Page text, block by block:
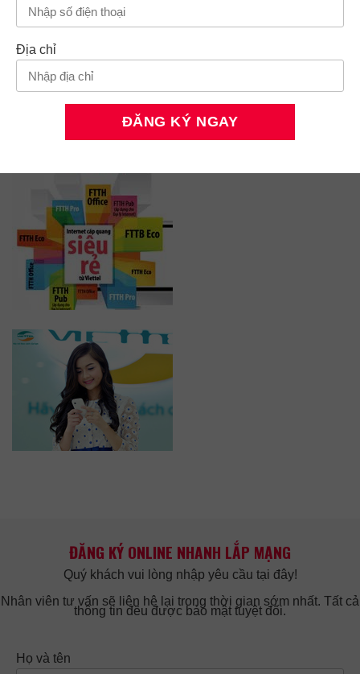
ĐĂNG KÝ ONLINE NHANH LẮP MẠNG
Quý khách vui lòng nhập yêu cầu tại đây!
Nhân viên tư vấn sẽ liên hệ lại trong thời gian sớm nhất. Tất cả
thông tin đều được bảo mật tuyệt đối.
Họ và tên
Địa chỉ